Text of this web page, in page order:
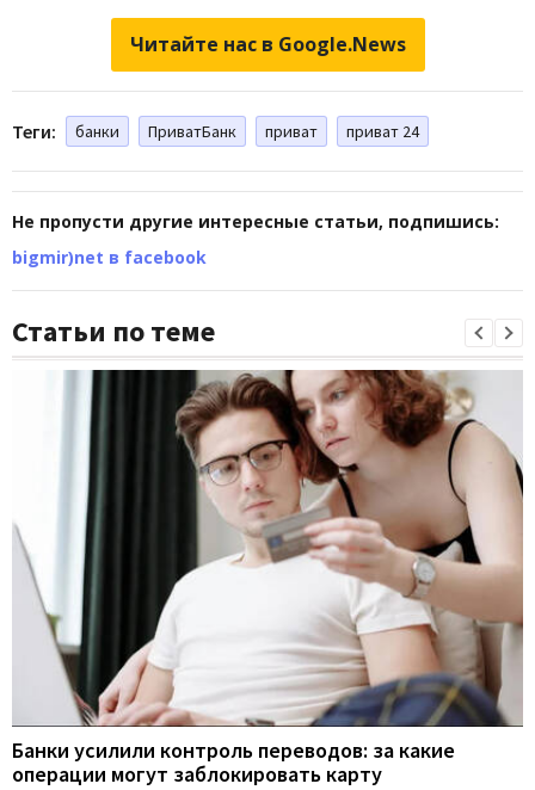
Читайте нас в Google.News
Теги: банки ПриватБанк приват приват 24
Не пропусти другие интересные статьи, подпишись:
bigmir)net в facebook
Статьи по теме
Банки усилили контроль переводов: за какие
операции могут заблокировать карту